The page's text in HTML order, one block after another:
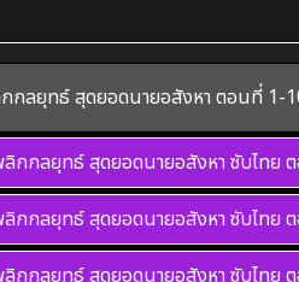
ลยุทธ์ สุดยอดนายอสังหา ตอนที่ 1-
กลยุทธ์ สุดยอดนายอสังหา ซับไทย
กลยุทธ์ สุดยอดนายอสังหา ซับไทย
กลยุทธ์ สุดยอดนายอสังหา ซับไทย